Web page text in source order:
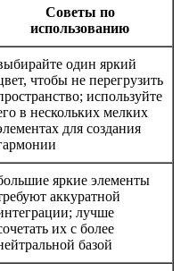
Советы по
использованию
один яркий
чтобы не перегрузить
используйте
в нескольких мелких
для создания
яркие элементы
аккуратной
лучше
их с более
базой